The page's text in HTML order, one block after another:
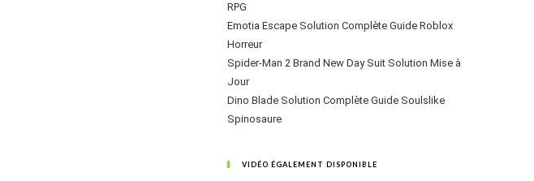
RPG
Emotia Escape Solution Complète Guide Roblox
Horreur
Spider-Man 2 Brand New Day Suit Solution Mise à
Jour
Dino Blade Solution Complète Guide Soulslike
Spinosaure
VIDÉO ÉGALEMENT DISPONIBLE